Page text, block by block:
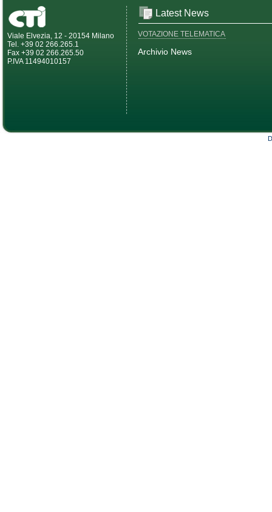
Viale Elvezia, 12 - 20154 Milano
Tel. +39 02 266.265.1
Fax +39 02 266.265.50
P.IVA 11494010157
Latest News
VOTAZIONE TELEMATICA
Archivio News